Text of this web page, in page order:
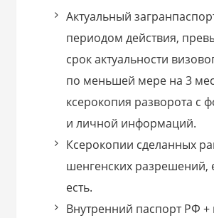
Актуальный
периодом действия,
срок актуальности
по меньшей мере на 3
ксерокопия разворота с
и личной информаций.
Ксерокопии сделанных
шенгенских разрешений,
есть.
Внутренний паспорт РФ +